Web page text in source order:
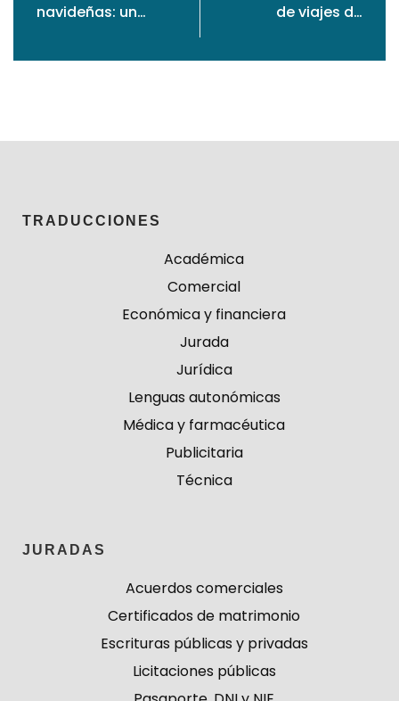
navideñas: un
que difunde el
de viajes de
añadido para el
TRADUCCIONES
Académica
Comercial
Económica y financiera
Jurada
Jurídica
Lenguas autonómicas
Médica y farmacéutica
Publicitaria
Técnica
JURADAS
Acuerdos comerciales
Certificados de matrimonio
Escrituras públicas y privadas
Licitaciones públicas